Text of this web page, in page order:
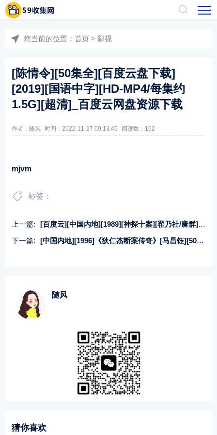
您当前的位置： 首页 > 影视
[陈情令][50集全][百度云盘下载]
[2019][国语中字][HD-MP4/每集约
1.5G][超清]_百度云网盘资源下载
作者：随风 时间：2022-11-27 09:13:45 阅读数： 162
mjvm
标签：
上一篇:
[百度云][中国内地][1989][神探十案][翟乃社/唐群][国语无字][2集][DAT/每集约447MB]
下一篇:
[中国内地][1996]《狄仁杰断案传奇》[马昌钰][50集全][国语中字][RMVB/每集约151M]_百度云网盘资源下载
随风
猜你喜欢